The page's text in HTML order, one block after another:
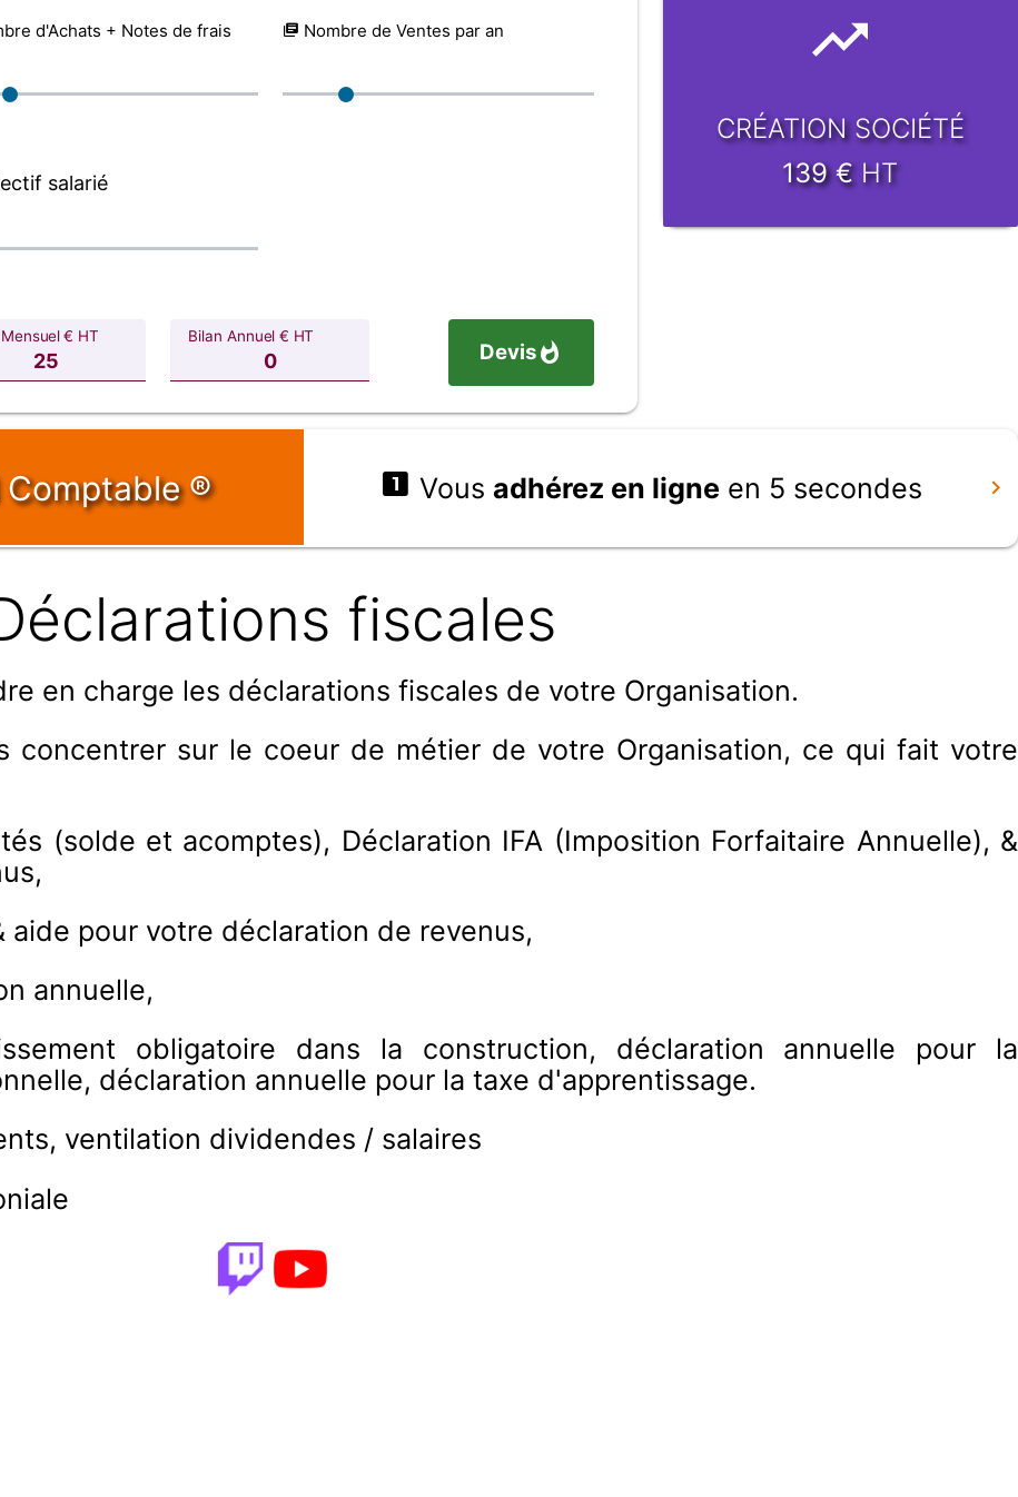
d'Achats + Notes de frais Nombre de Ventes par an
salarié
€ HT Bilan Annuel € HT
Devis
CRÉATION SOCIÉTÉ
139 €HT
Comptable ® Vous adhérez en ligne en 5 secondes
fiscales
en charge les déclarations fiscales de votre Organisation.
concentrer sur le coeur de métier de votre Organisation, ce qui fait votre
(solde et acomptes), Déclaration IFA (Imposition Forfaitaire Annuelle), &
aide pour votre déclaration de revenus,
annuelle,
obligatoire dans la construction, déclaration annuelle pour la
déclaration annuelle pour la taxe d'apprentissage.
ventilation dividendes / salaires